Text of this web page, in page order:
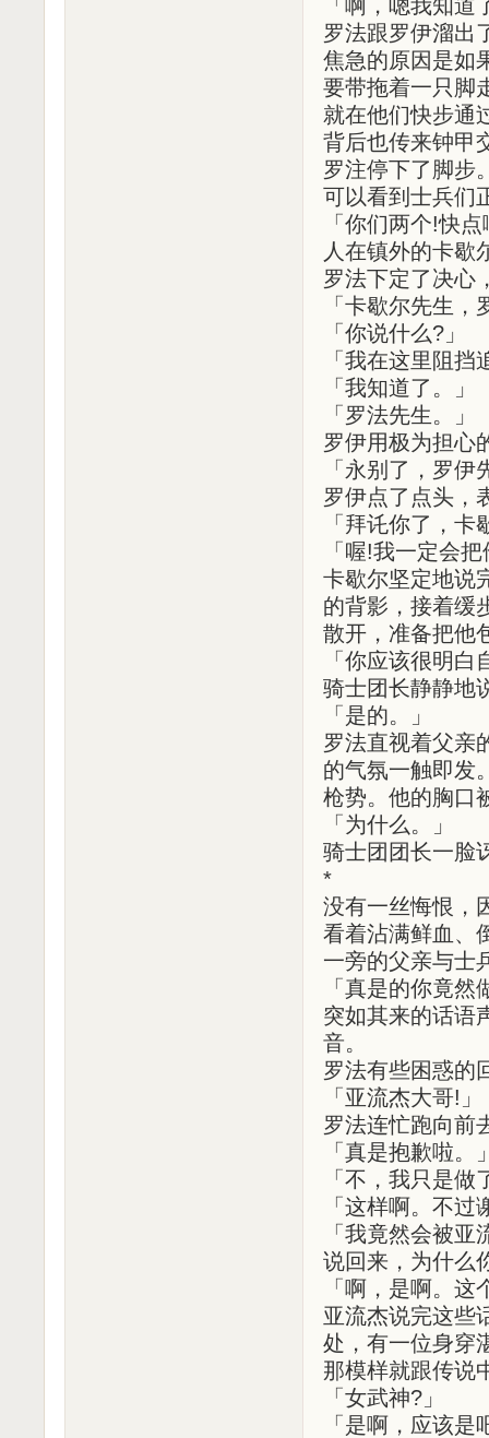
「啊，嗯我知
罗法跟罗伊溜出
焦急的原因是如
要带拖着一只脚
就在他们快步通
背后也传来钟甲
罗注停下了脚步
可以看到士兵们
「你们两个!快
人在镇外的卡歇
罗法下定了决心
「卡歇尔先生
「你说什么?」
「我在这里阻
「我知道了。」
「罗法先生。」
罗伊用极为担心
「永别了，罗
罗伊点了点头，
「拜讬你了，卡
「喔!我一定会
卡歇尔坚定地说
的背影，接着缓
散开，准备把他
「你应该很明
骑士团长静静地
「是的。」
罗法直视着父亲
的气氛一触即发
枪势。他的胸口
「为什么。」
骑士团团长一脸
*
没有一丝悔恨，
看着沾满鲜血、
一旁的父亲与士
「真是的你竟
突如其来的话语
音。
罗法有些困惑的
「亚流杰大哥!」
罗法连忙跑向前
「真是抱歉啦。
「不，我只是
「这样啊。不过
「我竟然会被
说回来，为什么
「啊，是啊。这
亚流杰说完这些
处，有一位身穿
那模样就跟传说
「女武神?」
「是啊，应该是